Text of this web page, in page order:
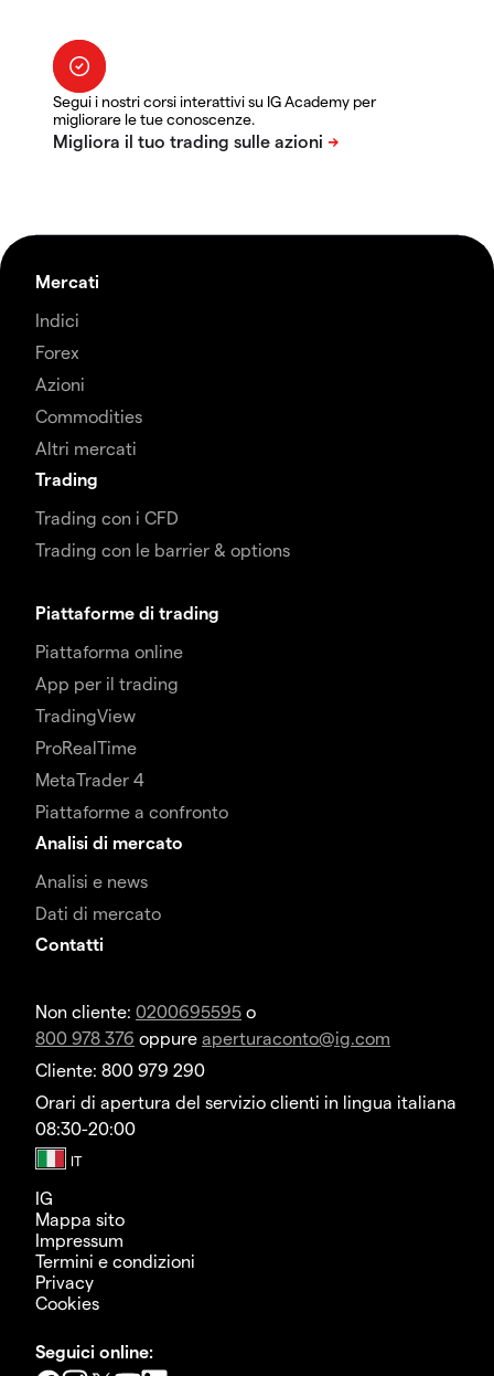
Segui i nostri corsi interattivi su IG Academy per
migliorare le tue conoscenze.
Mercati
Indici
Forex
Azioni
Commodities
Altri mercati
Trading
Trading con i CFD
Trading con le barrier & options
Piattaforme di trading
Piattaforma online
App per il trading
TradingView
ProRealTime
MetaTrader 4
Piattaforme a confronto
Analisi di mercato
Analisi e news
Dati di mercato
Contatti
Non cliente: 0200695595 o
800 978 376 oppure aperturaconto@ig.com
Cliente: 800 979 290
Orari di apertura del servizio clienti in lingua italiana
08:30-20:00
IG
Mappa sito
Impressum
Termini e condizioni
Privacy
Cookies
Seguici online: